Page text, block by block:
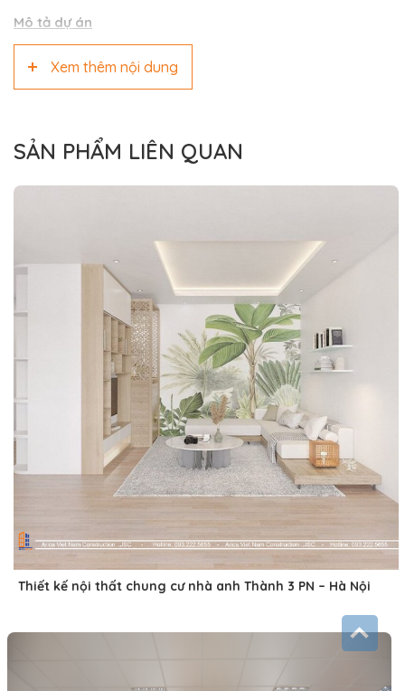
Mô tả dự án
Xem thêm nội dung
SẢN PHẨM LIÊN QUAN
Thiết kế nội thất chung cư nhà anh Thành 3 PN – Hà Nội